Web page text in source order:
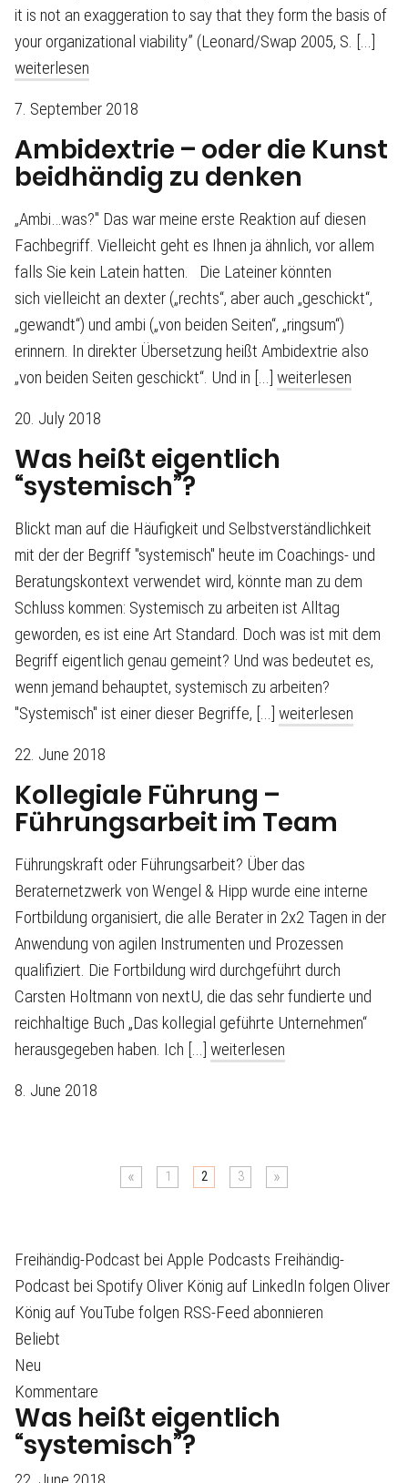
it is not an exaggeration to say that they form the basis of
your organizational viability” (Leonard/Swap 2005, S. [...]
weiterlesen
7. September 2018
Ambidextrie – oder die Kunst
beidhändig zu denken
„Ambi…was?" Das war meine erste Reaktion auf diesen
Fachbegriff. Vielleicht geht es Ihnen ja ähnlich, vor allem
falls Sie kein Latein hatten. Die Lateiner könnten
sich vielleicht an dexter („rechts“, aber auch „geschickt“,
„gewandt“) und ambi („von beiden Seiten“, „ringsum“)
erinnern. In direkter Übersetzung heißt Ambidextrie also
„von beiden Seiten geschickt“. Und in [...] weiterlesen
20. July 2018
Was heißt eigentlich
“systemisch”?
Blickt man auf die Häufigkeit und Selbstverständlichkeit
mit der der Begriff "systemisch" heute im Coachings- und
Beratungskontext verwendet wird, könnte man zu dem
Schluss kommen: Systemisch zu arbeiten ist Alltag
geworden, es ist eine Art Standard. Doch was ist mit dem
Begriff eigentlich genau gemeint? Und was bedeutet es,
wenn jemand behauptet, systemisch zu arbeiten?
"Systemisch" ist einer dieser Begriffe, [...] weiterlesen
22. June 2018
Kollegiale Führung –
Führungsarbeit im Team
Führungskraft oder Führungsarbeit? Über das
Beraternetzwerk von Wengel & Hipp wurde eine interne
Fortbildung organisiert, die alle Berater in 2x2 Tagen in der
Anwendung von agilen Instrumenten und Prozessen
qualifiziert. Die Fortbildung wird durchgeführt durch
Carsten Holtmann von nextU, die das sehr fundierte und
reichhaltige Buch „Das kollegial geführte Unternehmen“
herausgegeben haben. Ich [...] weiterlesen
8. June 2018
« 1 2 3 »
Freihändig-Podcast bei Apple Podcasts Freihändig-
Podcast bei Spotify Oliver König auf LinkedIn folgen Oliver
König auf YouTube folgen RSS-Feed abonnieren
Beliebt
Neu
Kommentare
Was heißt eigentlich
“systemisch”?